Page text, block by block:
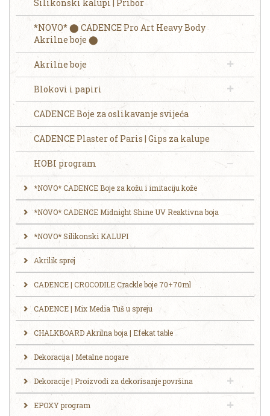
Silikonski kalupi | Pribor
*NOVO* ⬤ CADENCE Pro Art Heavy Body
Akrilne boje ⬤
Akrilne boje
Blokovi i papiri
CADENCE Boje za oslikavanje svijeća
CADENCE Plaster of Paris | Gips za kalupe
HOBI program
*NOVO* CADENCE Boje za kožu i imitaciju kože
*NOVO* CADENCE Midnight Shine UV Reaktivna boja
*NOVO* Silikonski KALUPI
Akrilik sprej
CADENCE | CROCODILE Crackle boje 70+70ml
CADENCE | Mix Media Tuš u spreju
CHALKBOARD Akrilna boja | Efekat table
Dekoracija | Metalne nogare
Dekoracije | Proizvodi za dekorisanje površina
EPOXY program